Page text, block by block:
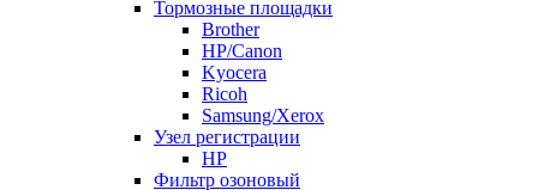
Тормозные площадки
Brother
HP/Canon
Kyocera
Ricoh
Samsung/Xerox
Узел регистрации
HP
Фильтр озоновый